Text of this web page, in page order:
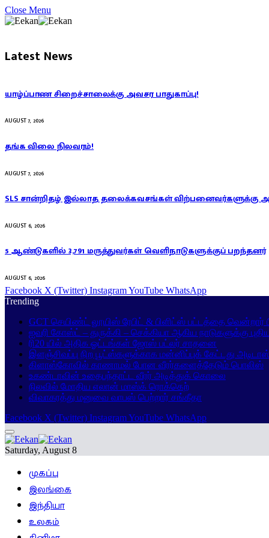
Close Menu
Latest News
யாழ்ப்பாண சிறைச்சாலைக்கு அவசர பாதுகாப்பு!
AUGUST 7, 2026
தங்க விலை நிலவரம்!
AUGUST 7, 2026
SLS சான்றிதழ் இல்லாத தலைக்கவசங்கள் விற்பனைவர்களுக்கு
AUGUST 6, 2026
5 ஆண்டுகளில் 3,791 மருத்துவர்கள் வெளிநாடுகளுக்குப் பறந்தனர்
AUGUST 6, 2026
Facebook X (Twitter) InstagramYouTube WhatsApp
Trending
GCT செயிண்ட் லூயிஸ் ரேபிட் & பிளிட்ஸ் பட்டத்தை வென்றார்
ஐவரி கோஸ்ட் – துருக்கி – செக்கியா ஆகிய நாடுகளுக்கு
ரி20 யில் அதிக ஓட்டங்கள் ஜோஸ் பட்லர் சாதனை
இளஞ்சிவப்பு நிற பூட்ஸ்களுக்காக மன்னிப்புக் கேட்டது
கிளாஸ்கோவில் காணாமல் போன வீரர்களைத்தேடும் பொலிஸ்
உகண்டாவின் உதைபந்தாட்ட வீரர் அடித்துக் கொலை
நிலவில் மோதிய எலான் மாஸ்க் ரொக்கெற்
விவாகரத்து மனுவை வாபஸ் பெற்றார் சங்கீதா
Facebook X (Twitter) InstagramYouTube WhatsApp
Saturday, August 8
முகப்பு
இலங்கை
இந்தியா
உலகம்